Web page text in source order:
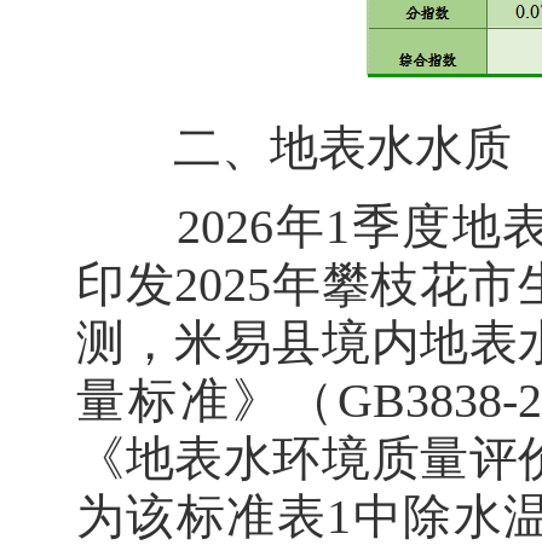
二、地表水水质
2026年1季度地表
印发2025年攀枝花
测，米易县境内地表
量标准》（
《地表水环境质量
为该标准表1中除水